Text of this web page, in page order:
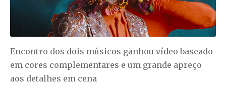
Encontro dos dois músicos ganhou vídeo baseado
em cores complementares e um grande apreço
aos detalhes em cena